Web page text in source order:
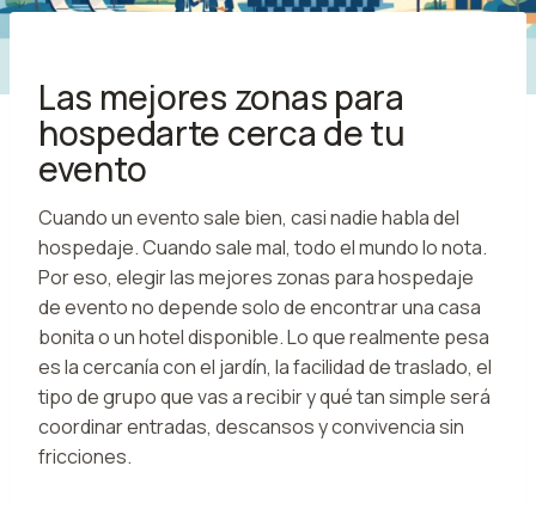
Las mejores zonas para
hospedarte cerca de tu
evento
Cuando un evento sale bien, casi nadie habla del
hospedaje. Cuando sale mal, todo el mundo lo nota.
Por eso, elegir las mejores zonas para hospedaje
de evento no depende solo de encontrar una casa
bonita o un hotel disponible. Lo que realmente pesa
es la cercanía con el jardín, la facilidad de traslado, el
tipo de grupo que vas a recibir y qué tan simple será
coordinar entradas, descansos y convivencia sin
fricciones.